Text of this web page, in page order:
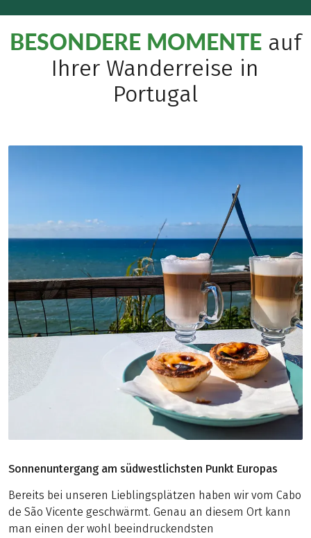
BESONDERE MOMENTEauf
Ihrer Wanderreise in
Portugal
Sonnenuntergang am südwestlichsten Punkt Europas
Bereits bei unseren Lieblingsplätzen haben wir vom Cabo
de São Vicente geschwärmt. Genau an diesem Ort kann
man einen der wohl beeindruckendsten